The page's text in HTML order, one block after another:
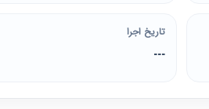
تاریخ اجرا
---